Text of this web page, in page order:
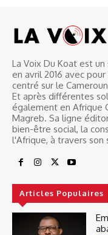
La Voix Du Koat est
en avril 2016 avec
centré sur le
Et après différentes
également en Afrique
Magreb. Sa ligne
bien-être social, la
l'Afrique, à travers son
Articles Populaires